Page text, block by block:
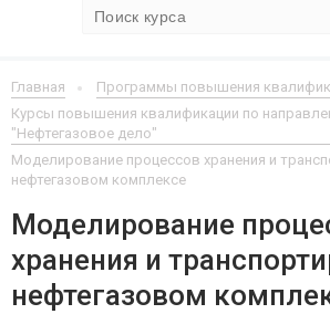
Главная
Программы повышения
Курсы повышения квалификации по
"Нефтегазовое дело"
Моделирование процессов хранения и
нефтегазовом комплексе
Моделирование
хранения и
нефтегазовом